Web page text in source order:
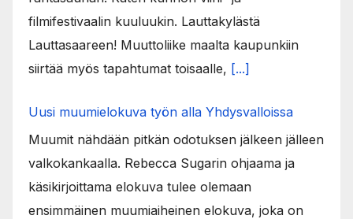
filmifestivaalin kuuluukin. Lauttakylästä
Lauttasaareen! Muuttoliike maalta kaupunkiin
siirtää myös tapahtumat toisaalle, [...]
Uusi muumielokuva työn alla Yhdysvalloissa
Muumit nähdään pitkän odotuksen jälkeen jälleen
valkokankaalla. Rebecca Sugarin ohjaama ja
käsikirjoittama elokuva tulee olemaan
ensimmäinen muumiaiheinen elokuva, joka on